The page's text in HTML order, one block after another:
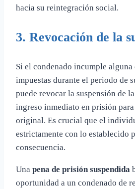
hacia su reintegración social.
3. Revocación de la
Si el condenado incumple
impuestas durante el periodo de
puede revocar la suspensión de
ingreso inmediato en prisión
original. Es crucial que el
estrictamente con lo establecido
consecuencia.
Una pena de prisión suspendida
oportunidad a un condenado de